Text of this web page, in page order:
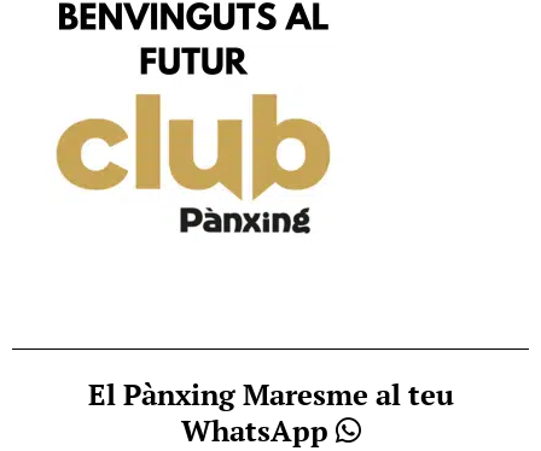
El Pànxing Maresme al teu
WhatsApp